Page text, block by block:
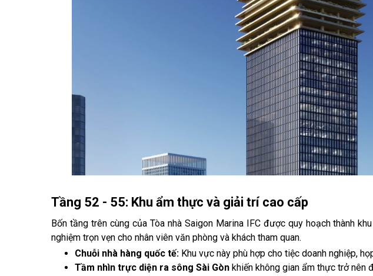
Tầng 52 - 55: Khu ẩm thực và giải trí cao cấp
Bốn tầng trên cùng của Tòa nhà Saigon Marina IFC được quy hoạch thành
nghiệm trọn vẹn cho nhân viên văn phòng và khách tham quan.
Chuỗi nhà hàng quốc tế: Khu vực này phù hợp cho tiệc doanh nghiệp,
Tầm nhìn trực diện ra sông Sài Gòn khiến không gian ẩm thực trở nên